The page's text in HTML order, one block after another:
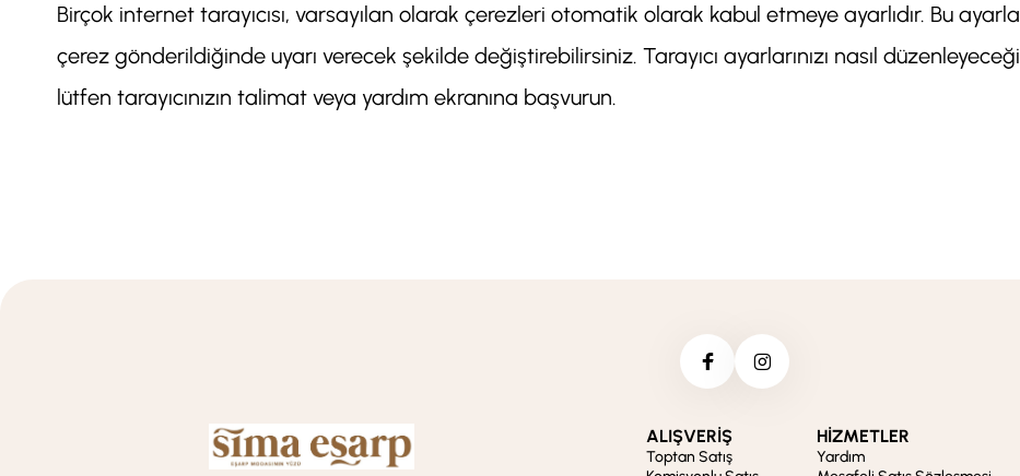
Birçok internet tarayıcısı, varsayılan olarak çerezleri otomatik olarak kabul etmeye ayarlıdır. Bu
çerez gönderildiğinde uyarı verecek şekilde değiştirebilirsiniz. Tarayıcı ayarlarınızı nasıl
lütfen tarayıcınızın talimat veya yardım ekranına başvurun.
ALIŞVERİŞ
Toptan Satış
HİZMETLER
Yardım